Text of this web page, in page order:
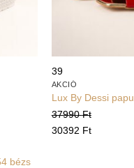
bézs
39
AKCIÓ
Lux By Dessi
37990Ft
30392 Ft